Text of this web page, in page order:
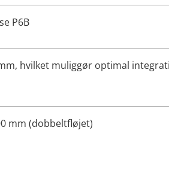
P6B
hvilket muliggør optimal
mm (dobbeltfløjet)